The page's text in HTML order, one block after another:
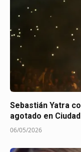
Sebastián Yatra
agotado en
06/05/2026